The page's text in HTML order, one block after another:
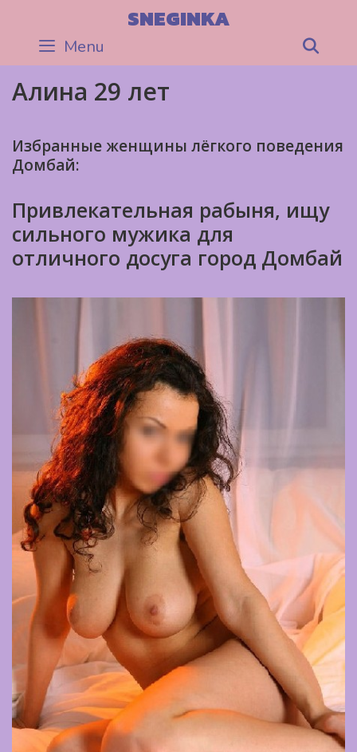
content
SNEGINKA
Menu
Алина 29 лет
Избранные женщины лёгкого поведения
Домбай:
Привлекательная рабыня, ищу
сильного мужика для
отличного досуга город Домбай